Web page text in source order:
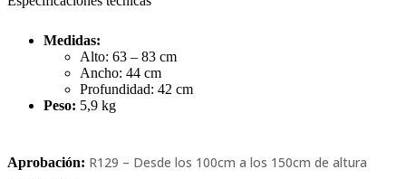
Medidas:
Alto: 63 – 83 cm
Ancho: 44 cm
Profundidad: 42 cm
Peso: 5,9 kg
Aprobación: R129 – Desde los 100cm a los 150cm de altura